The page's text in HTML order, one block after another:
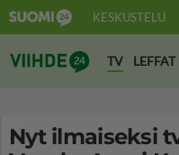
KESKUSTELU
Suomi24 Viihde
TV LEFFAT
Nyt ilmaiseksi